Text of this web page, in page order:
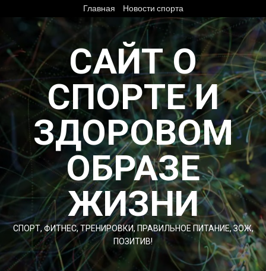
содержимому
Главная Новости спорта
САЙТ О
СПОРТЕ И
ЗДОРОВОМ
ОБРАЗЕ
ЖИЗНИ
СПОРТ, ФИТНЕС, ТРЕНИРОВКИ, ПРАВИЛЬНОЕ ПИТАНИЕ, ЗОЖ,
ПОЗИТИВ!